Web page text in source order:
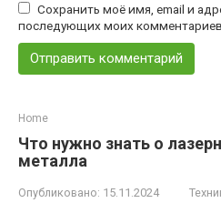
Сохранить моё имя, email и
последующих моих комментариев.
Home
Что нужно знать о
металла
Опубликовано: 15.11.2024